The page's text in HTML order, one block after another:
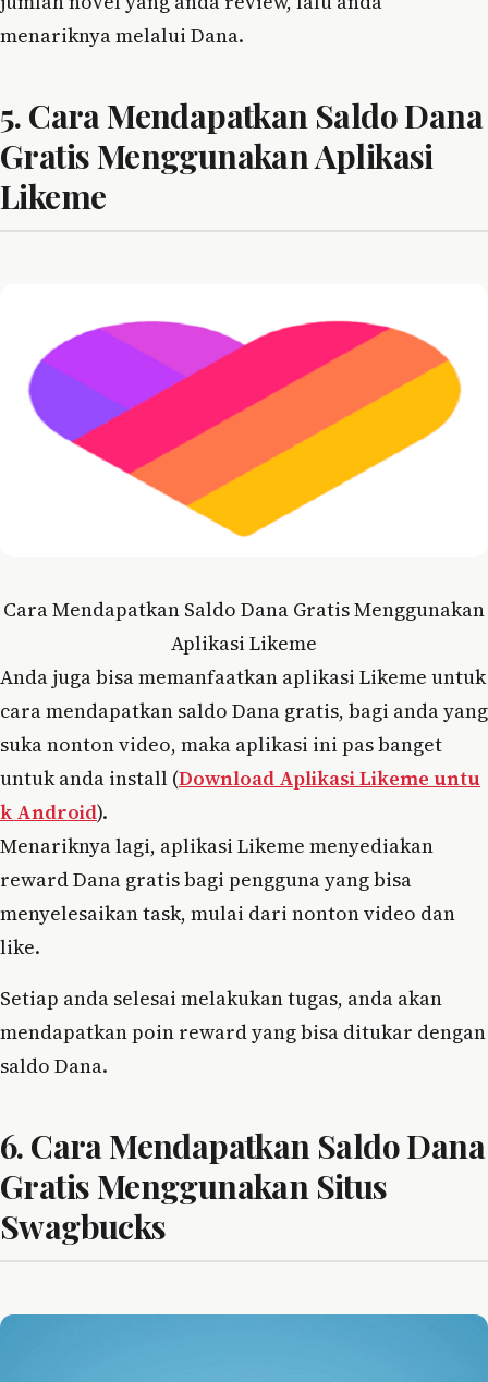
menariknya melalui Dana.
5. Cara Mendapatkan Saldo Dana
Gratis Menggunakan Aplikasi
Likeme
Cara Mendapatkan Saldo Dana Gratis Menggunakan
Aplikasi Likeme
Anda juga bisa memanfaatkan aplikasi Likeme untuk
cara mendapatkan saldo Dana gratis, bagi anda yang
suka nonton video, maka aplikasi ini pas banget
untuk anda install (Download Aplikasi Likeme untu
k Android).
Menariknya lagi, aplikasi Likeme menyediakan
reward Dana gratis bagi pengguna yang bisa
menyelesaikan task, mulai dari nonton video dan
like.
Setiap anda selesai melakukan tugas, anda akan
mendapatkan poin reward yang bisa ditukar dengan
saldo Dana.
6. Cara Mendapatkan Saldo Dana
Gratis Menggunakan Situs
Swagbucks